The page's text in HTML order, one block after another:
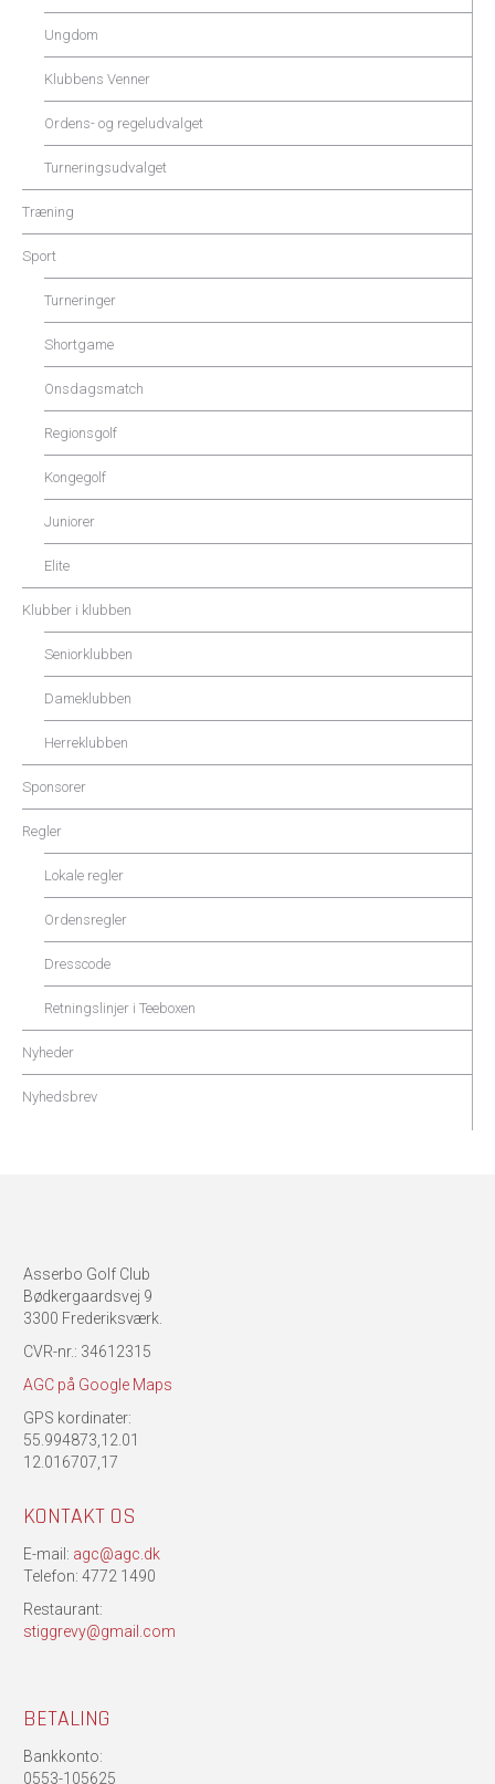
Ungdom
Klubbens Venner
Ordens- og regeludvalget
Turneringsudvalget
Træning
Sport
Turneringer
Shortgame
Onsdagsmatch
Regionsgolf
Kongegolf
Juniorer
Elite
Klubber i klubben
Seniorklubben
Dameklubben
Herreklubben
Sponsorer
Regler
Lokale regler
Ordensregler
Dresscode
Retningslinjer i Teeboxen
Nyheder
Nyhedsbrev
Asserbo Golf Club
Bødkergaardsvej 9
3300 Frederiksværk.
CVR-nr.: 34612315
AGC på Google Maps
GPS kordinater:
55.994873,12.01
12.016707,17
KONTAKT OS
E-mail: agc@agc.dk
Telefon: 4772 1490
Restaurant:
stiggrevy@gmail.com
BETALING
Bankkonto:
0553-105625